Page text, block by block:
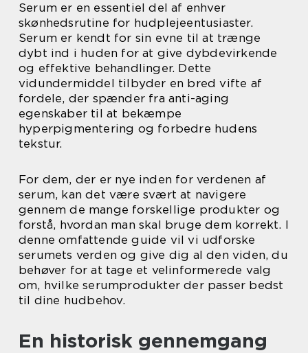
Serum er en essentiel del af enhver
skønhedsrutine for hudplejeentusiaster.
Serum er kendt for sin evne til at trænge
dybt ind i huden for at give dybdevirkende
og effektive behandlinger. Dette
vidundermiddel tilbyder en bred vifte af
fordele, der spænder fra anti-aging
egenskaber til at bekæmpe
hyperpigmentering og forbedre hudens
tekstur.
For dem, der er nye inden for verdenen af
serum, kan det være svært at navigere
gennem de mange forskellige produkter og
forstå, hvordan man skal bruge dem korrekt. I
denne omfattende guide vil vi udforske
serumets verden og give dig al den viden, du
behøver for at tage et velinformerede valg
om, hvilke serumprodukter der passer bedst
til dine hudbehov.
En historisk gennemgang